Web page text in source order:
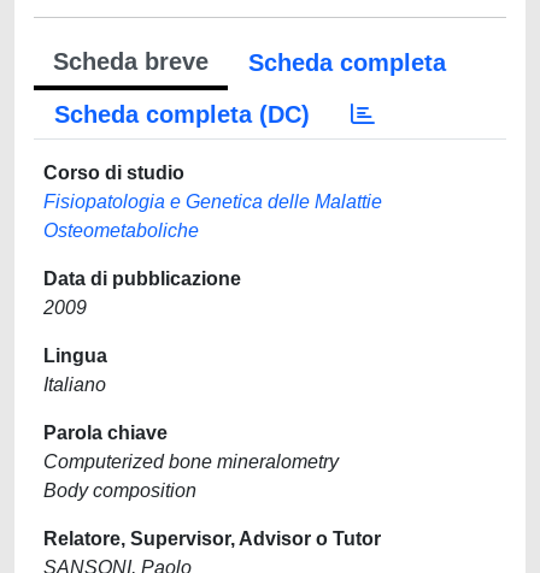
Scheda breve
Scheda completa
Scheda completa (DC)
Corso di studio
Fisiopatologia e Genetica delle Malattie
Osteometaboliche
Data di pubblicazione
2009
Lingua
Italiano
Parola chiave
Computerized bone mineralometry
Body composition
Relatore, Supervisor, Advisor o Tutor
SANSONI, Paolo